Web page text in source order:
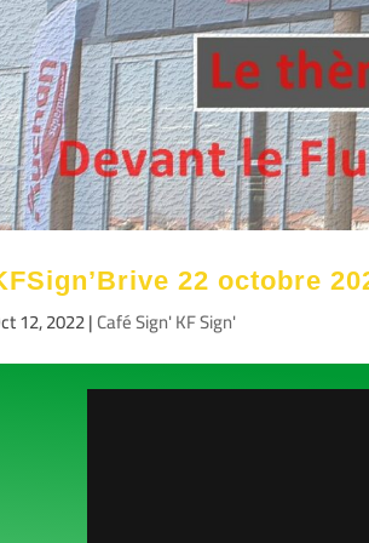
22 octobre
12, 2022|Café Sign' KF Sign'